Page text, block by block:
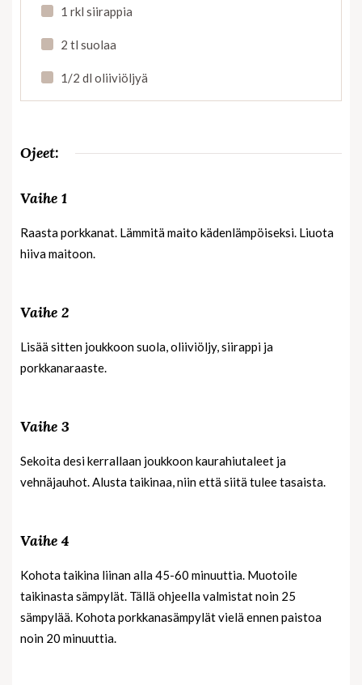
1 rkl siirappia
2 tl suolaa
1/2 dl oliiviöljyä
Ojeet:
Vaihe 1
Raasta porkkanat. Lämmitä maito kädenlämpöiseksi. Liuota
hiiva maitoon.
Vaihe 2
Lisää sitten joukkoon suola, oliiviöljy, siirappi ja
porkkanaraaste.
Vaihe 3
Sekoita desi kerrallaan joukkoon kaurahiutaleet ja
vehnäjauhot. Alusta taikinaa, niin että siitä tulee tasaista.
Vaihe 4
Kohota taikina liinan alla 45-60 minuuttia. Muotoile
taikinasta sämpylät. Tällä ohjeella valmistat noin 25
sämpylää. Kohota porkkanasämpylät vielä ennen paistoa
noin 20 minuuttia.